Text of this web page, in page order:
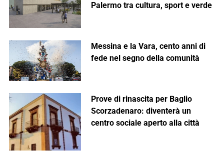
Palermo tra cultura, sport e verde
Messina e la Vara, cento anni di
fede nel segno della comunità
Prove di rinascita per Baglio
Scorzadenaro: diventerà un
centro sociale aperto alla città